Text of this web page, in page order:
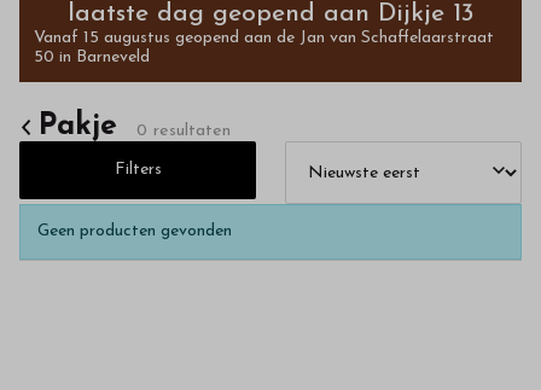
Bestel
kinderkleding
hoge
kwaliteit
laatste dag geopend aan Dijkje 13
Vanaf 15 augustus geopend aan de Jan van Schaffelaarstraat
50 in Barneveld
Pakje 0 resultaten
Filters
Geen producten gevonden